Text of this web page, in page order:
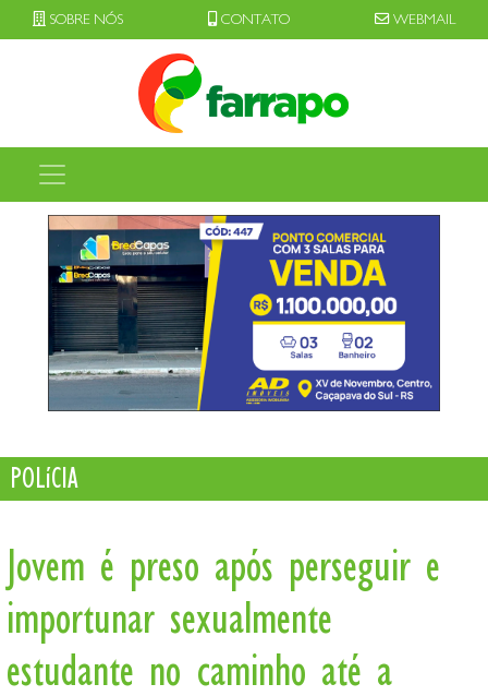
SOBRE NÓS CONTATO WEBMAIL
POLíCIA
Jovem é preso após perseguir e
importunar sexualmente
estudante no caminho até a